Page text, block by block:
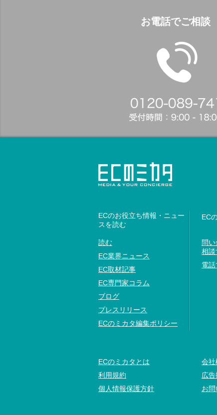
お電話でご相談
ECのお役立ち情報・ニュー
スを読む
読む
EC業界ニュース
EC取材記事
EC専門家コラム
ブログ
プレスリリース
ECのミカタ編集ポリシー
EC
問
相談
電
ECのミカタとは
利用規約
個人情報保護方針
会社
広
お